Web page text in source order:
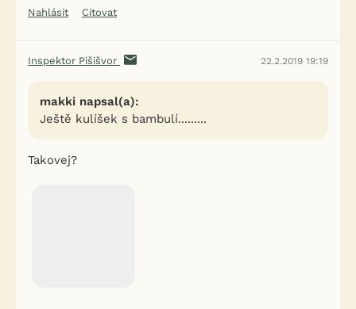
Nahlásit
Citovat
Inspektor Pišišvor 22.2.2019 19:19
makki napsal(a):
Ještě kulíšek s bambulí.........
Takovej?